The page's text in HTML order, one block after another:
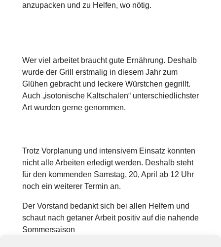
anzupacken und zu Helfen, wo nötig.
Wer viel arbeitet braucht gute Ernährung. Deshalb
wurde der Grill erstmalig in diesem Jahr zum
Glühen gebracht und leckere Würstchen gegrillt.
Auch „isotonische Kaltschalen“ unterschiedlichster
Art wurden gerne genommen.
Trotz Vorplanung und intensivem Einsatz konnten
nicht alle Arbeiten erledigt werden. Deshalb steht
für den kommenden Samstag, 20, April ab 12 Uhr
noch ein weiterer Termin an.
Der Vorstand bedankt sich bei allen Helfern und
schaut nach getaner Arbeit positiv auf die nahende
Sommersaison